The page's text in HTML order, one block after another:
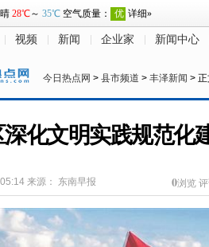
视频 新闻 企业家 新闻中心
今日热点网 > 县市频道 > 丰泽新闻 > 正
化文明实践规范化
来源： 东南早报 0浏览